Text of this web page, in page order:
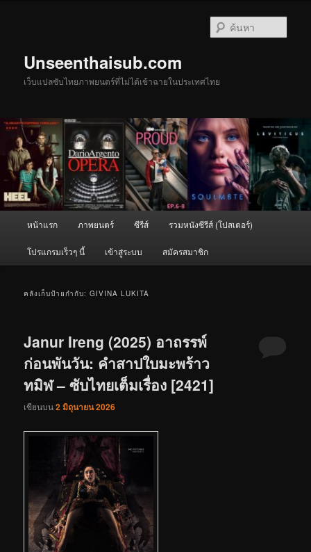
Unseenthaisub.com
เว็บแปลซับไทยภาพยนตร์ที่ไม่ได้เข้าฉายในประเทศไทย
หน้าแรก ภาพยนตร์ ซีรีส์ รวมหนังซีรีส์ (โปสเตอร์)
โปรแกรมเร็วๆ นี้ เข้าสู่ระบบ สมัครสมาชิก
คลังเก็บป้ายกำกับ:GIVINA LUKITA
Janur Ireng (2025) อาถรรพ์
ก่อนพันวัน: คำสาปใบมะพร้าว
ทมิฬ – ซับไทยเต็มเรื่อง [2421]
เขียนบน2 มิถุนายน 2026